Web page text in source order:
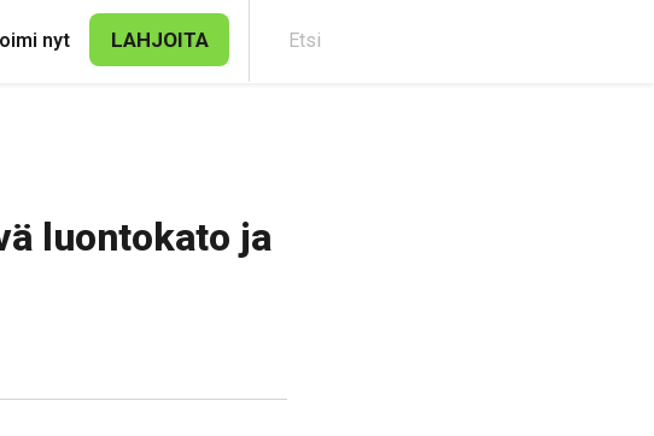
nyt LAHJOITA
luontokato ja